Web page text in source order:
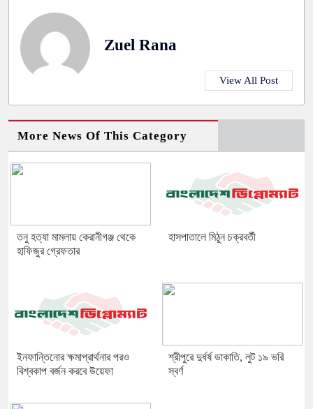
Zuel Rana
View All Post
More News Of This Category
তনু হত্যা মামলায় কেরানীগঞ্জ থেকে
হাফিজুর গ্রেফতার
হাসপাতালে মিঠুন চক্রবর্তী
ইনফান্তিনোর ক্ষমাপ্রার্থনার পরও
বিশ্বকাপ বর্জন করবে উয়েফা
শ্রীপুরে দুর্ধর্ষ ডাকাতি, লুট ১৯ ভরি
স্বর্ণ